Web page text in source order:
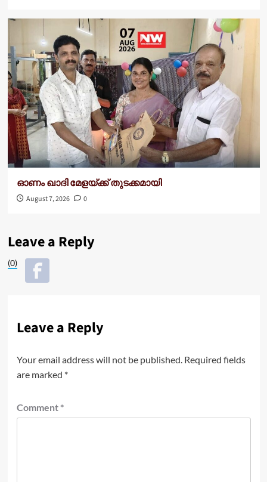
ഓണം ഖാദി മേളയ്ക്ക് തുടക്കമായി
August 7, 2026 0
Leave a Reply
(0)
Leave a Reply
Your email address will not be published. Required fields
are marked *
Comment *